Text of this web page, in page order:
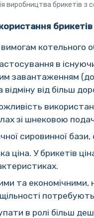
виробництва брикетів
вимогам котельного
в
завантаженням
від більш
зі шнековою
сировинної
ціна. У брикетів
та економічними,
в ролі більш